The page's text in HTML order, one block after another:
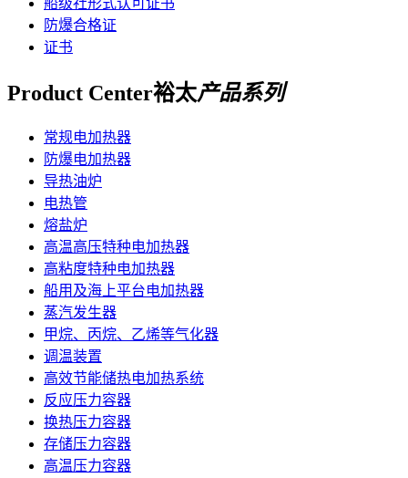
船级社形式认可证书
防爆合格证
证书
Product Center裕太产品系列
常规电加热器
防爆电加热器
导热油炉
电热管
熔盐炉
高温高压特种电加热器
高粘度特种电加热器
船用及海上平台电加热器
蒸汽发生器
甲烷、丙烷、乙烯等气化器
调温装置
高效节能储热电加热系统
反应压力容器
换热压力容器
存储压力容器
高温压力容器